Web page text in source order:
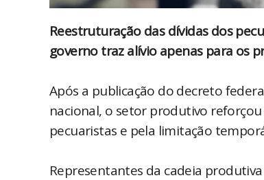
Reestruturação das dívidas dos
governo traz alívio apenas para os
Após a publicação do decreto
nacional, o setor produtivo
pecuaristas e pela limitação
Representantes da cadeia